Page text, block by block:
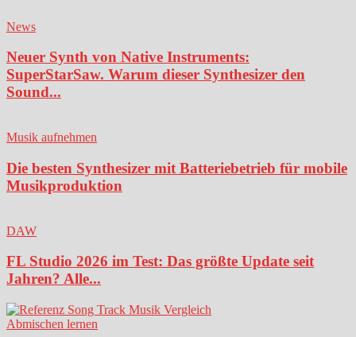
News
Neuer Synth von Native Instruments:
SuperStarSaw. Warum dieser Synthesizer den
Sound...
Musik aufnehmen
Die besten Synthesizer mit Batteriebetrieb für mobile
Musikproduktion
DAW
FL Studio 2026 im Test: Das größte Update seit
Jahren? Alle...
Abmischen lernen